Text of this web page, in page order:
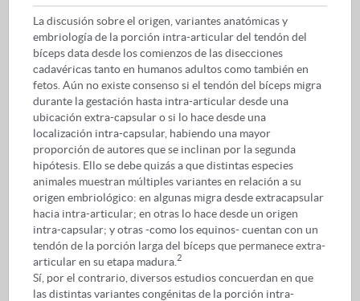
La discusión sobre el origen, variantes anatómicas y
embriología de la porción intra-articular del tendón del
bíceps data desde los comienzos de las disecciones
cadavéricas tanto en humanos adultos como también en
fetos. Aún no existe consenso si el tendón del bíceps migra
durante la gestación hasta intra-articular desde una
ubicación extra-capsular o si lo hace desde una
localización intra-capsular, habiendo una mayor
proporción de autores que se inclinan por la segunda
hipótesis. Ello se debe quizás a que distintas especies
animales muestran múltiples variantes en relación a su
origen embriológico: en algunas migra desde extracapsular
hacia intra-articular; en otras lo hace desde un origen
intra-capsular; y otras -como los equinos- cuentan con un
tendón de la porción larga del bíceps que permanece extra-
articular en su etapa madura. 2
Sí, por el contrario, diversos estudios concuerdan en que
las distintas variantes congénitas de la porción intra-